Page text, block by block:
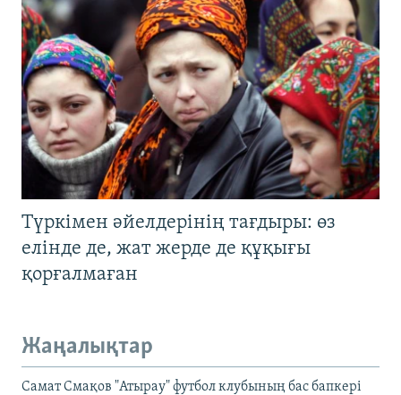
Түркімен әйелдерінің тағдыры: өз
елінде де, жат жерде де құқығы
қорғалмаған
Жаңалықтар
Самат Смақов "Атырау" футбол клубының бас бапкері